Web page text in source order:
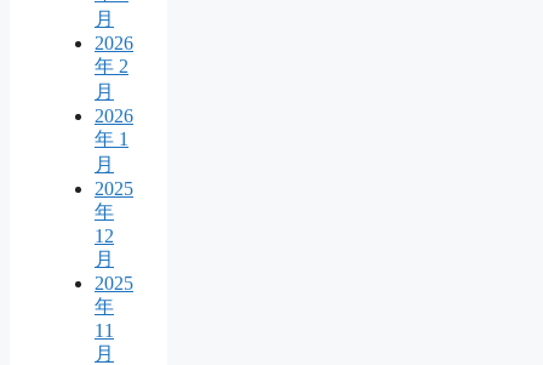
月
2026
年 2
月
2026
年 1
月
2025
年
12
月
2025
年
11
月